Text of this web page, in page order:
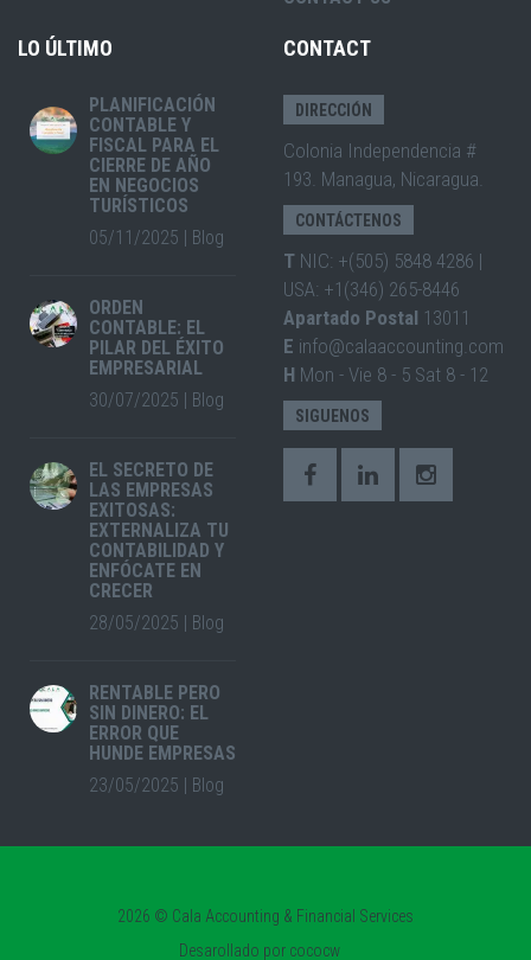
LO ÚLTIMO
PLANIFICACIÓN
CONTABLE Y
FISCAL PARA EL
CIERRE DE AÑO
EN NEGOCIOS
TURÍSTICOS
05/11/2025 | Blog
ORDEN
CONTABLE: EL
PILAR DEL ÉXITO
EMPRESARIAL
30/07/2025 | Blog
EL SECRETO DE
LAS EMPRESAS
EXITOSAS:
EXTERNALIZA TU
CONTABILIDAD Y
ENFÓCATE EN
CRECER
28/05/2025 | Blog
RENTABLE PERO
SIN DINERO: EL
ERROR QUE
HUNDE EMPRESAS
23/05/2025 | Blog
CONTACT
DIRECCIÓN
Colonia Independencia #
193. Managua, Nicaragua.
CONTÁCTENOS
T NIC: +(505) 5848 4286 |
USA: +1(346) 265-8446
Apartado Postal 13011
E info@calaaccounting.com
H Mon - Vie 8 - 5 Sat 8 - 12
SIGUENOS
2026 © Cala Accounting & Financial Services
Desarollado por cococw